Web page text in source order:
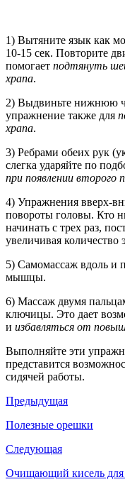
1) Вытяните язык как
10-15 сек. Повторите
помогает подтянуть
храпа.
2) Выдвиньте нижнюю
упражнение также для
храпа.
3) Ребрами обеих рук
слегка ударяйте по
при появлении второго
4) Упражнения вверх-
повороты головы. Кто
начинать с трех раз,
увеличивая
5) Самомассаж вдоль и
мышцы.
6) Массаж двумя
ключицы. Это дает
и избавляться от
Выполняйте эти
представится
сидячей работы.
Предыдущая
Полезные орешки
Следующая
Очищающий кисель для